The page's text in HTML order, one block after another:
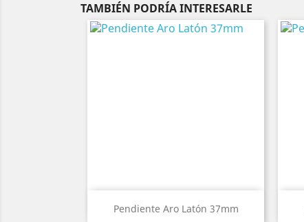
TAMBIÉN PODRÍA INTERESARLE
Pendiente Aro Latón 37mm